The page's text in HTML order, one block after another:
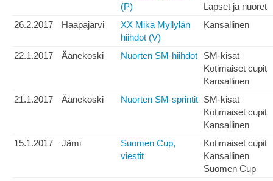
(P)
Lapset ja nuoret
26.2.2017
Haapajärvi
XX Mika Myllylän
hiihdot (V)
Kansallinen
22.1.2017 Äänekoski Nuorten SM-hiihdot
SM-kisat
Kotimaiset cupit
Kansallinen
21.1.2017
Äänekoski Nuorten SM-sprintit SM-kisat
Kotimaiset cupit
Kansallinen
15.1.2017
Jämi
Suomen Cup,
viestit
Kotimaiset cupit
Kansallinen
Suomen Cup